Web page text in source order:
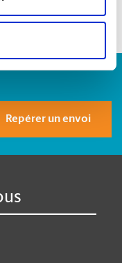
Repérer un envoi